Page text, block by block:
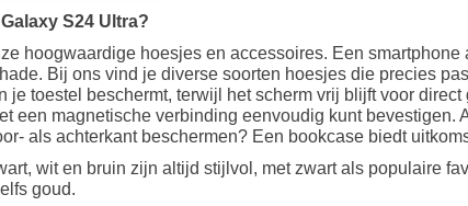
S24 Ultra?
hoogwaardige hoesjes en accessoires. Een
Bij ons vind je diverse soorten hoesjes die precies
toestel beschermt, terwijl het scherm vrij blijft voor
een magnetische verbinding eenvoudig kunt bevestigen.
als achterkant beschermen? Een bookcase biedt
wit en bruin zijn altijd stijlvol, met zwart als populaire
goud.